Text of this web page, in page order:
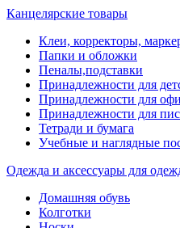
Канцелярские товары
Клеи, корректоры,
Папки и обложки
Пеналы,подставки
Принадлежности для
Принадлежности для
Принадлежности для
Тетради и бумага
Учебные и наглядные
Одежда и аксессуары для
Домашняя обувь
Колготки